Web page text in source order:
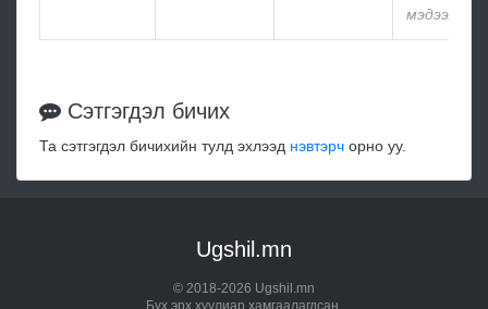
Сэтгэгдэл бичих
Та сэтгэгдэл бичихийн тулд эхлээд нэвтэрч орно уу.
Ugshil.mn
© 2018-2026 Ugshil.mn
Бүх эрх хуулиар хамгаалагдсан.